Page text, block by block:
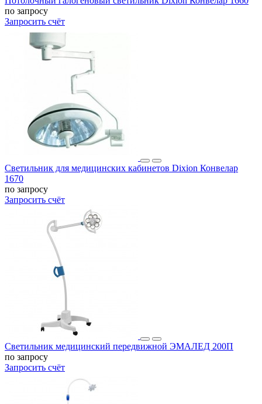
по запросу
Запросить счёт
Светильник для медицинских кабинетов Dixion Конвелар
1670
по запросу
Запросить счёт
Светильник медицинский передвижной ЭМАЛЕД 200П
по запросу
Запросить счёт